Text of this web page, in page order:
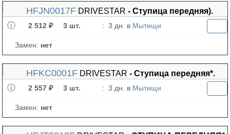
HFJN0017F DRIVESTAR - Ступица передняя).
2 512 ₽ 3 шт. : 3 дн. в Мытищи
Замен: нет
HFKC0001F DRIVESTAR - Ступица передняя*.
2 557 ₽ 3 шт. : 3 дн. в Мытищи
Замен: нет